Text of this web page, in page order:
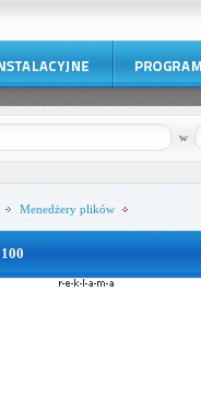
w
Menedżery plików